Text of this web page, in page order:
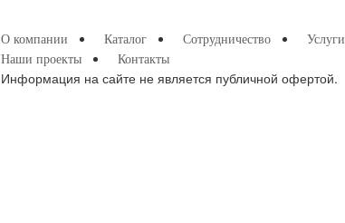
О компании Каталог Сотрудничество
Услуги
Наши проекты
Контакты
Информация на сайте не является публичной офертой.